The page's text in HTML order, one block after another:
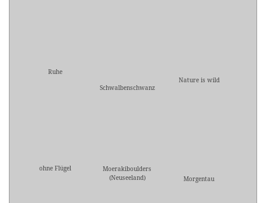
Ruhe
Schwalbenschwanz
Nature is wild
ohne Flügel
Moerakiboulders
(Neuseeland)
Morgentau